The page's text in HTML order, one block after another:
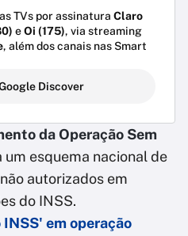
TVs por assinatura Claro
eOi (175), via streaming
, além dos canais nas Smart
Discover
da Operação Sem
um esquema nacional de
autorizados em
do INSS.
em operação